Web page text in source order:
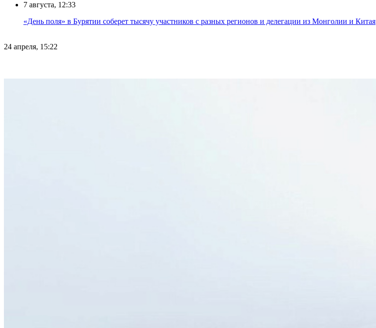
7 августа, 12:33
«День поля» в Бурятии соберет тысячу участников с разных регионов и делегации из Монголии и Китая
24 апреля, 15:22